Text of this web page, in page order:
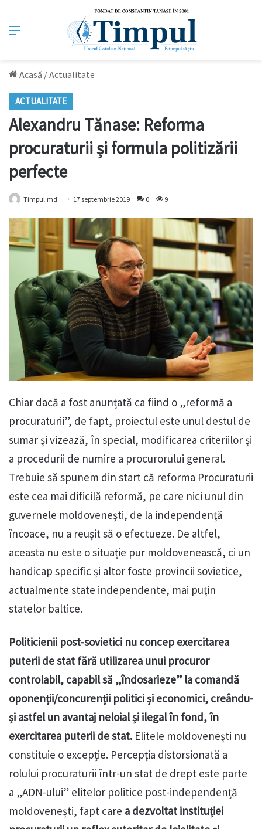
Meniu
Acasă /Actualitate
ACTUALITATE
Alexandru Tănase: Reforma
procuraturii și formula politizării
perfecte
Timpul.md 17 septembrie 2019 0 9
Chiar dacă a fost anunțată ca fiind o „reformă a
procuraturii”, de fapt, proiectul este unul destul de
sumar și vizează, în special, modificarea criteriilor și
a procedurii de numire a procurorului general.
Trebuie să spunem din start că reforma Procuraturii
este cea mai dificilă reformă, pe care nici unul din
guvernele moldovenești, de la independență
încoace, nu a reușit să o efectueze. De altfel,
aceasta nu este o situație pur moldovenească, ci un
handicap specific și altor foste provincii sovietice,
actualmente state independente, mai puțin
statelor baltice.
Politicienii post-sovietici nu concep exercitarea
puterii de stat fără utilizarea unui procuror
controlabil, capabil să „îndosarieze” la comandă
oponenții/concurenții politici și economici, creându-
și astfel un avantaj neloial și ilegal în fond, în
exercitarea puterii de stat. Elitele moldovenești nu
constituie o excepție. Percepția distorsionată a
rolului procuraturii într-un stat de drept este parte
a „ADN-ului” elitelor politice post-independență
moldovenești, fapt care a dezvoltat instituției